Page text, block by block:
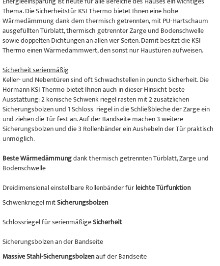
Thema. Die Sicherheitstür KSI Thermo bietet Ihnen eine hohe
Wärmedämmung dank dem thermisch getrennten, mit PU-Hartschaum
ausgefüllten Türblatt, thermisch getrennter Zarge und Bodenschwelle
sowie doppelten Dichtungen an allen vier Seiten. Damit besitzt die KSI
Thermo einen Wärmedämmwert, den sonst nur Haustüren aufweisen.
Sicherheit serienmäßig
Keller- und Nebentüren sind oft Schwachstellen in puncto Sicherheit. Die
Hörmann KSI Thermo bietet Ihnen auch in dieser Hinsicht beste
Ausstattung: 2 konische Schwenk riegel rasten mit 2 zusätzlichen
Sicherungsbolzen und 1 Schloss riegel in die Schließbleche der Zarge ein
und ziehen die Tür fest an. Auf der Bandseite machen 3 weitere
Sicherungsbolzen und die 3 Rollenbänder ein Aushebeln der Tür praktisch
unmöglich.
Beste Wärmedämmungdank thermisch getrennten Türblatt, Zarge und
Bodenschwelle
Dreidimensional einstellbare Rollenbänder fürleichte Türfunktion
Schwenkriegel mitSicherungsbolzen
Schlossriegel für serienmäßigeSicherheit
Sicherungsbolzen an der Bandseite
Massive Stahl-Sicherungsbolzenauf der Bandseite